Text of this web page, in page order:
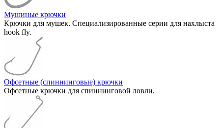
Мушиные крючки
Крючки для мушек. Специализированные серии для нахлыста
hook fly.
Офсетные (спиннинговые) крючки
Офсетные крючки для спиннинговой ловли.